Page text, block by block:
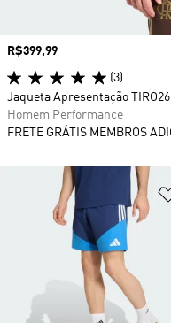
Preço
R$399,99
(3)
Jaqueta Apresentação
Homem Performance
FRETE GRÁTIS MEMBROS